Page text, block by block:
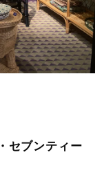
セブンティー